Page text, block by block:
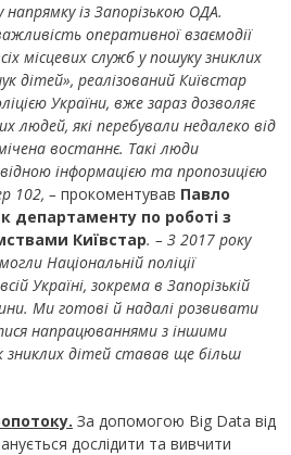
із Запорізькою ОДА.
оперативної взаємодії
місцевих служб у пошуку зниклих
дітей», реалізований Київстар
України, вже зараз дозволяє
людей, які перебували недалеко від
востаннє. Такі люди
інформацією та пропозицією
102, – прокоментував Павло
департаменту по роботі з
Київстар. – З 2017 року
Національній поліції
Україні, зокрема в Запорізькій
Ми готові й надалі розвивати
напрацюваннями з іншими
дітей ставав ще більш
За допомогою Big Data від
дослідити та вивчити